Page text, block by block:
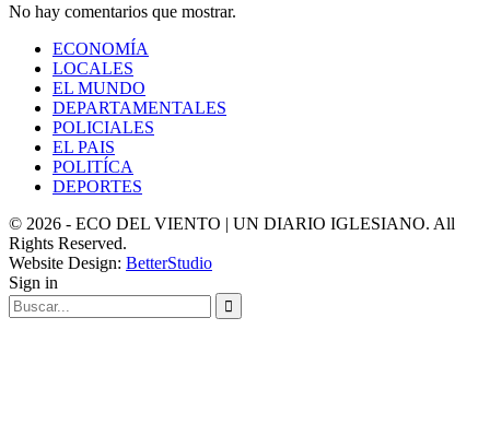
No hay comentarios que mostrar.
ECONOMÍA
LOCALES
EL MUNDO
DEPARTAMENTALES
POLICIALES
EL PAIS
POLITÍCA
DEPORTES
© 2026 - ECO DEL VIENTO | UN DIARIO IGLESIANO. All
Rights Reserved.
Website Design: BetterStudio
Sign in